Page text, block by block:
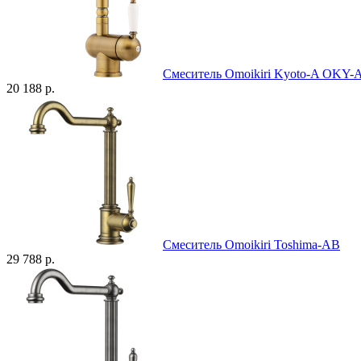
Смеситель Omoikiri Kyoto-A OKY-
20 188 р.
Смеситель Omoikiri Toshima-AB
29 788 р.